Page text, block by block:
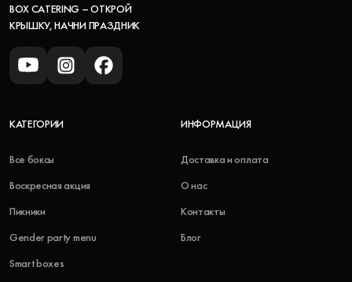
BOX CATERING – ОТКРОЙ
КРЫШКУ, НАЧНИ ПРАЗДНИК
КАТЕГОРИИ
Все боксы
Воскресная акция
Пикники
Gender party menu
Smart boxes
ИНФОРМАЦИЯ
Доставка и оплата
О нас
Контакты
Блог